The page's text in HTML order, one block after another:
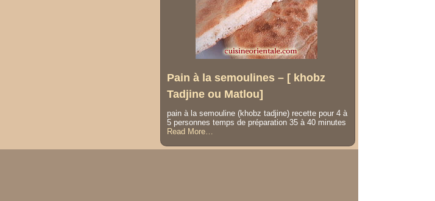
Pain à la semoulines – [ khobz
Tadjine ou Matlou]
pain à la semouline (khobz tadjine) recette pour 4 à
5 personnes temps de préparation 35 à 40 minutes
Read Moreabout
à
…